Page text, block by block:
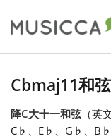
Български
Cbmaj11和弦
降C大十一和弦 （英
C ♭ 、E ♭ 、G ♭ 、B ♭